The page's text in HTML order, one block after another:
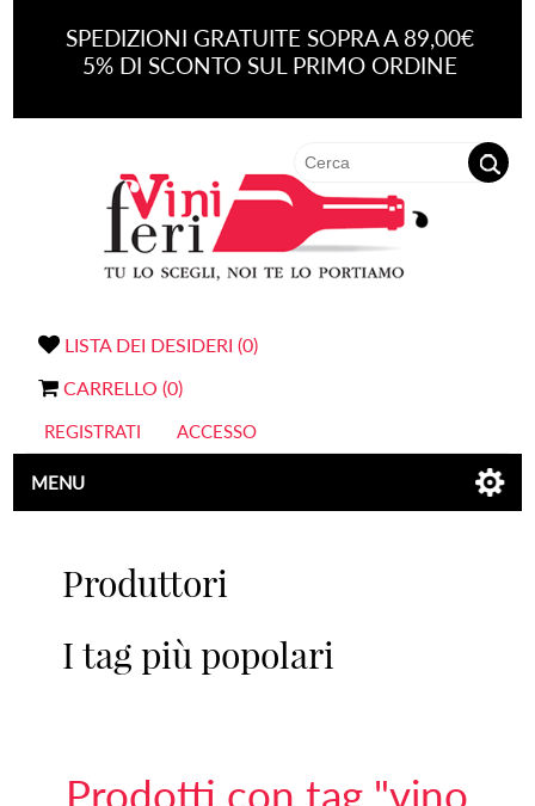
SPEDIZIONI GRATUITE SOPRA A 89,00€
5% DI SCONTO SUL PRIMO ORDINE
LISTA DEI DESIDERI (0)
CARRELLO (0)
REGISTRATI ACCESSO
MENU
Produttori
I tag più popolari
Prodotti con tag "vino